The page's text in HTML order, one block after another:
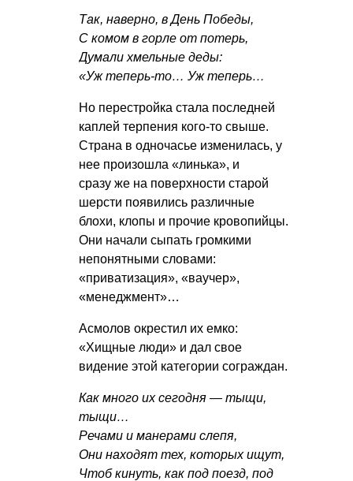
Так, наверно, в День Победы,
С комом в горле от потерь,
Думали хмельные деды:
«Уж теперь-то… Уж теперь…
Но перестройка стала последней
каплей терпения кого-то свыше.
Страна в одночасье изменилась, у
нее произошла «линька», и
сразу же на поверхности старой
шерсти появились различные
блохи, клопы и прочие кровопийцы.
Они начали сыпать громкими
непонятными словами:
«приватизация», «ваучер»,
«менеджмент»…
Асмолов окрестил их емко:
«Хищные люди» и дал свое
видение этой категории сограждан.
Как много их сегодня — тыщи,
тыщи…
Речами и манерами слепя,
Они находят тех, которых ищут,
Чтоб кинуть, как под поезд, под